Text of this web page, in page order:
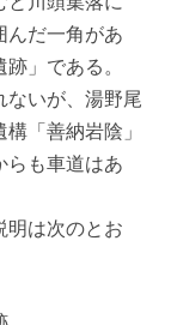
んだ一角があ
」である。
ないが、湯野尾
「善納岩陰」
らも車道はあ
明は次のとお